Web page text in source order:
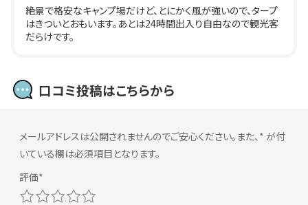
絶景で格安なキャンプ場だけど、とにかく風が強いので、タープ
はきついとおもいます。あとは24時間出入り自由なので観光客
だらけです。
口コミ投稿はこちらから
メールアドレスは公開されませんのでご安心ください。また、* が付
いている欄は必須項目となります。
5
4
3
2